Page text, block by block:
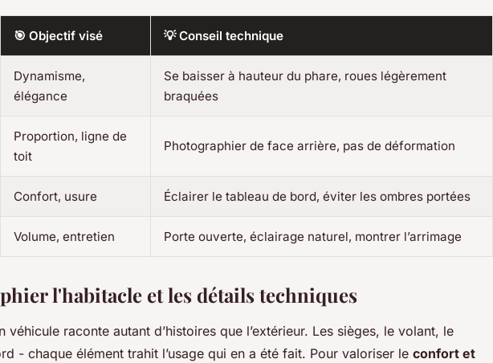
🎯 Objectif visé 💡 Conseil technique
Dynamisme,
élégance
Se baisser à hauteur du phare, roues légèrement
braquées
Proportion, ligne de
toit
Photographier de face arrière, pas de déformation
Confort, usure Éclairer le tableau de bord, éviter les ombres portées
Volume, entretien Porte ouverte, éclairage naturel, montrer l’arrimage
l'habitacle et les détails techniques
véhicule raconte autant d’histoires que l’extérieur. Les sièges, le volant, le
- chaque élément trahit l’usage qui en a été fait. Pour valoriser le confort et